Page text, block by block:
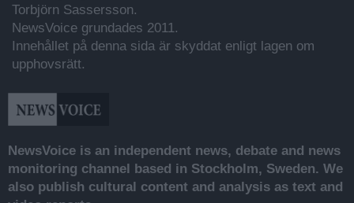
Torbjörn Sassersson.
NewsVoice grundades 2011.
Innehållet på denna sida är skyddat enligt lagen om
upphovsrätt.
NewsVoice is an independent news, debate and news
monitoring channel based in Stockholm, Sweden. We
also publish cultural content and analysis as text and